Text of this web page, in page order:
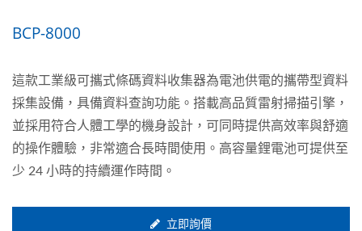
BCP-8000
這款工業級可攜式條碼資料收集器為電池供電的攜帶型資料
採集設備，具備資料查詢功能。搭載高品質雷射掃描引擎，
並採用符合人體工學的機身設計，可同時提供高效率與舒適
的操作體驗，非常適合長時間使用。高容量鋰電池可提供至
少 24 小時的持續運作時間。
立即詢價